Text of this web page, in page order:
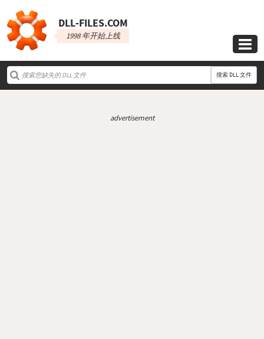
DLL‑FILES.COM
1998 年开始上线

搜索 DLL 文件
advertisement